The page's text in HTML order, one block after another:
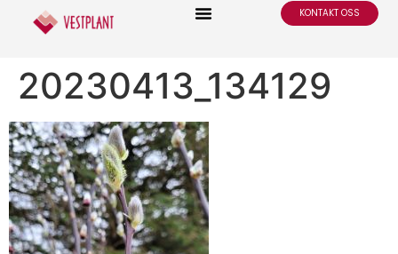
KONTAKT OSS
20230413_134129